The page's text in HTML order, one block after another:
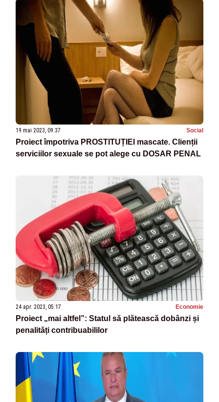
19 mai 2023, 09:37 Social
Proiect împotriva PROSTITUȚIEI mascate. Clienții
serviciilor sexuale se pot alege cu DOSAR PENAL
24 apr. 2023, 05:17 Economie
Proiect „mai altfel”: Statul să plătească dobânzi și
penalități contribuabililor